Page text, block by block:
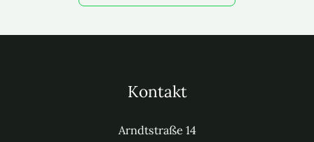
Kontakt
Arndt­straße 14